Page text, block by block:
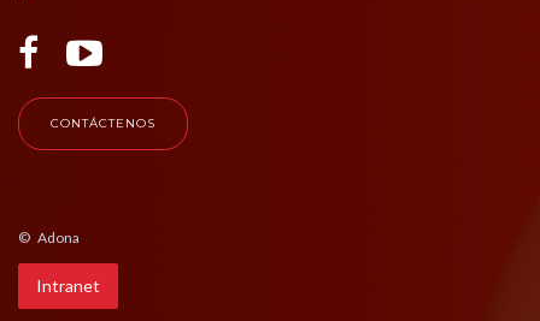
CONTÁCTENOS
© Adona
Intranet